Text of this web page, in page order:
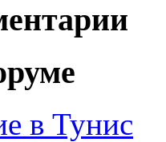
в Тунис